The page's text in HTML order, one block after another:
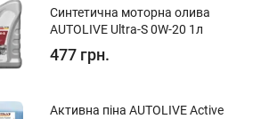
Синтетична моторна олива
AUTOLIVE Ultra-S 0W-20 1л
477 грн.
Активна піна AUTOLIVE Active